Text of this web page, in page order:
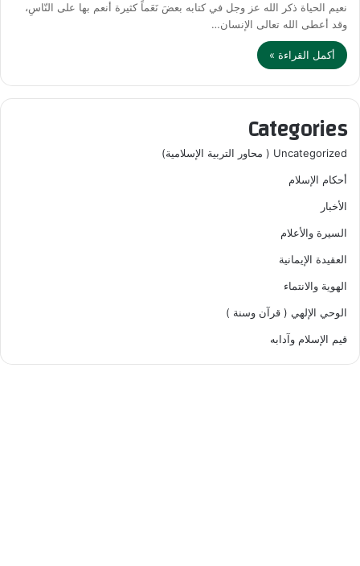
نعيم الحياة ذكر الله عز وجل في كتابه بعضَ نَعَماً كثيرة أنعم بها على النّاسِ،
وقد أعطى الله تعالى الإنسان…
أكمل القراءة »
Categories
Uncategorized ( محاور التربية الإسلامية)
أحكام الإسلام
الأخبار
السيرة والأعلام
العقيدة الإيمانية
الهوية والانتماء
الوحي الإلهي ( قرآن وسنة )
قيم الإسلام وآدابه